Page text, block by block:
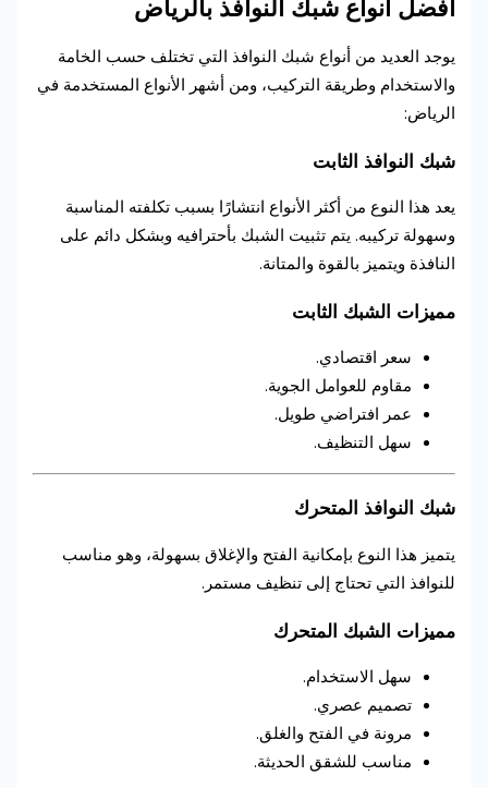
أفضل أنواع شبك النوافذ بالرياض
يوجد العديد من أنواع شبك النوافذ التي تختلف حسب الخامة
والاستخدام وطريقة التركيب، ومن أشهر الأنواع المستخدمة في
الرياض:
شبك النوافذ الثابت
يعد هذا النوع من أكثر الأنواع انتشارًا بسبب تكلفته المناسبة
وسهولة تركيبه. يتم تثبيت الشبك بأحترافيه وبشكل دائم على
النافذة ويتميز بالقوة والمتانة.
مميزات الشبك الثابت
سعر اقتصادي.
مقاوم للعوامل الجوية.
عمر افتراضي طويل.
سهل التنظيف.
شبك النوافذ المتحرك
يتميز هذا النوع بإمكانية الفتح والإغلاق بسهولة، وهو مناسب
للنوافذ التي تحتاج إلى تنظيف مستمر.
مميزات الشبك المتحرك
سهل الاستخدام.
تصميم عصري.
مرونة في الفتح والغلق.
مناسب للشقق الحديثة.